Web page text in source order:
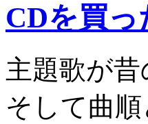
CDを買
主題歌が
そして曲